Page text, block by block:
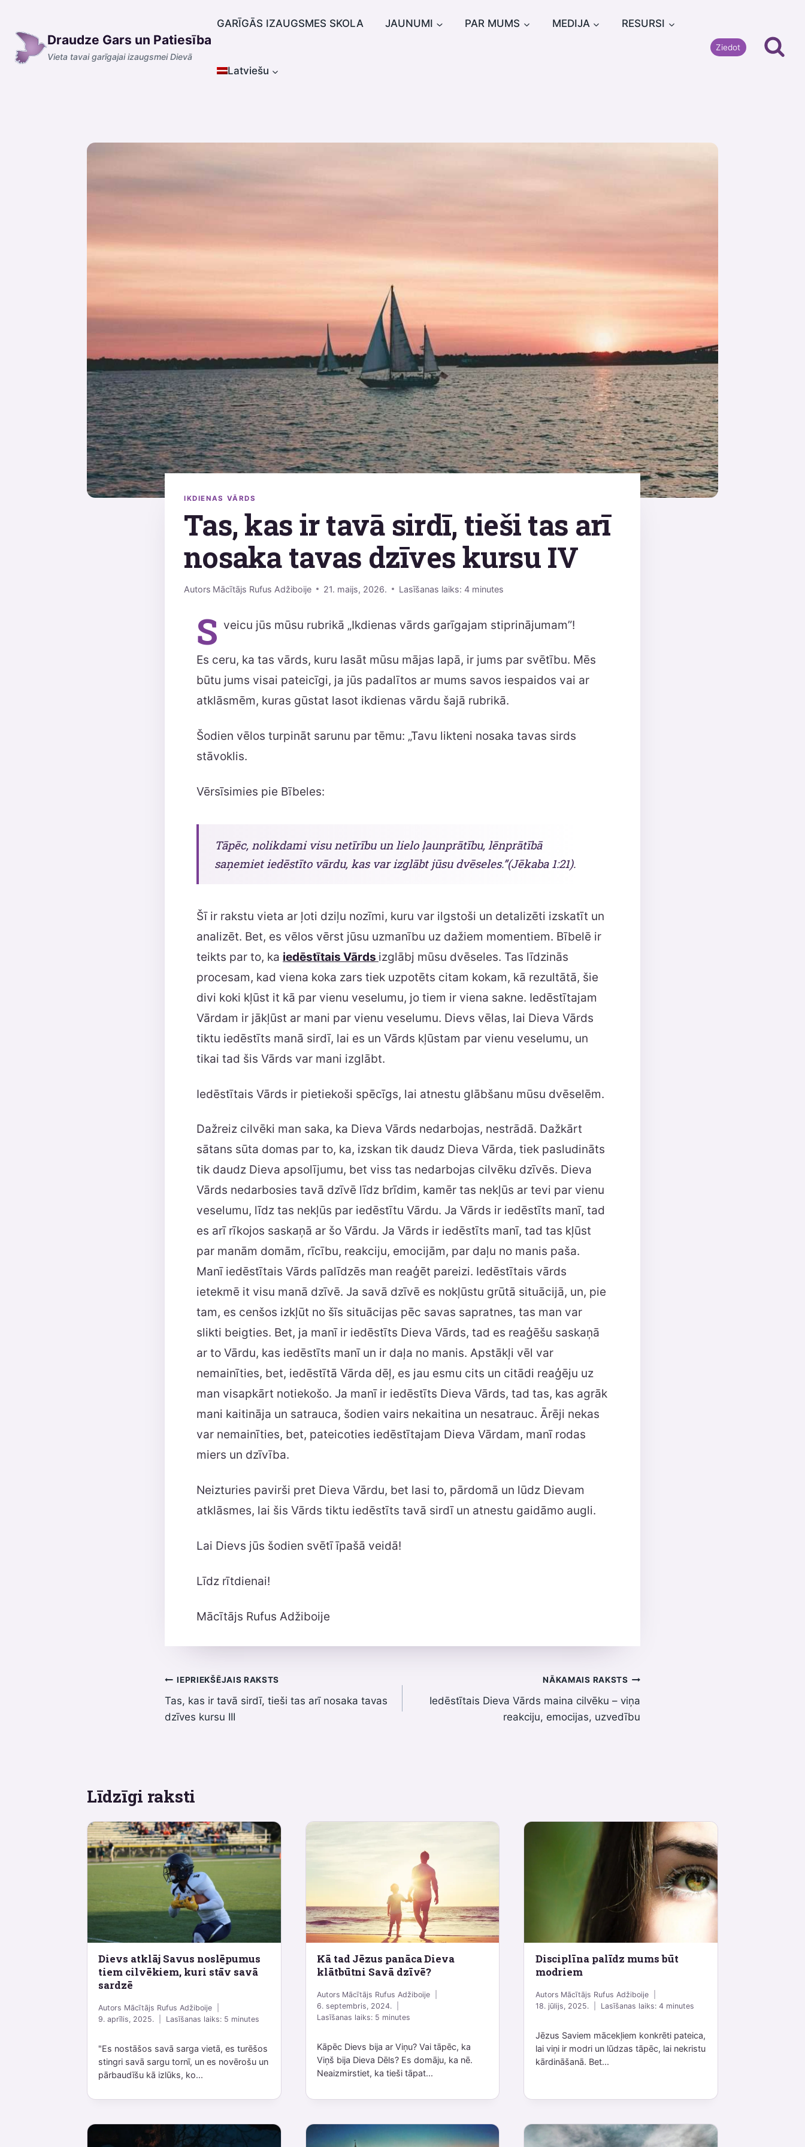
content
Draudze Gars un Patiesība
Vieta tavai garīgajai izaugsmei Dievā
GARĪGĀS IZAUGSMES SKOLA JAUNUMI PAR MUMS MEDIJA RESURSI
Latviešu
Ziedot
IKDIENAS VĀRDS
Tas, kas ir tavā sirdī, tieši tas arī
nosaka tavas dzīves kursu IV
Autors Mācītājs Rufus Adžiboije 21. maijs, 2026. Lasīšanas laiks: 4 minutes
S veicu jūs mūsu rubrikā „Ikdienas vārds garīgajam stiprinājumam”!
Es ceru, ka tas vārds, kuru lasāt mūsu mājas lapā, ir jums par svētību. Mēs
būtu jums visai pateicīgi, ja jūs padalītos ar mums savos iespaidos vai ar
atklāsmēm, kuras gūstat lasot ikdienas vārdu šajā rubrikā.
Šodien vēlos turpināt sarunu par tēmu: „Tavu likteni nosaka tavas sirds
stāvoklis.
Vērsīsimies pie Bībeles:
Tāpēc, nolikdami visu netīrību un lielo ļaunprātību, lēnprātībā
saņemiet iedēstīto vārdu, kas var izglābt jūsu dvēseles.”(Jēkaba 1:21).
Šī ir rakstu vieta ar ļoti dziļu nozīmi, kuru var ilgstoši un detalizēti izskatīt un
analizēt. Bet, es vēlos vērst jūsu uzmanību uz dažiem momentiem. Bībelē ir
teikts par to, ka iedēstītais Vārds izglābj mūsu dvēseles. Tas līdzinās
procesam, kad viena koka zars tiek uzpotēts citam kokam, kā rezultātā, šie
divi koki kļūst it kā par vienu veselumu, jo tiem ir viena sakne. Iedēstītajam
Vārdam ir jākļūst ar mani par vienu veselumu. Dievs vēlas, lai Dieva Vārds
tiktu iedēstīts manā sirdī, lai es un Vārds kļūstam par vienu veselumu, un
tikai tad šis Vārds var mani izglābt.
Iedēstītais Vārds ir pietiekoši spēcīgs, lai atnestu glābšanu mūsu dvēselēm.
Dažreiz cilvēki man saka, ka Dieva Vārds nedarbojas, nestrādā. Dažkārt
sātans sūta domas par to, ka, izskan tik daudz Dieva Vārda, tiek pasludināts
tik daudz Dieva apsolījumu, bet viss tas nedarbojas cilvēku dzīvēs. Dieva
Vārds nedarbosies tavā dzīvē līdz brīdim, kamēr tas nekļūs ar tevi par vienu
veselumu, līdz tas nekļūs par iedēstītu Vārdu. Ja Vārds ir iedēstīts manī, tad
es arī rīkojos saskaņā ar šo Vārdu. Ja Vārds ir iedēstīts manī, tad tas kļūst
par manām domām, rīcību, reakciju, emocijām, par daļu no manis paša.
Manī iedēstītais Vārds palīdzēs man reaģēt pareizi. Iedēstītais vārds
ietekmē it visu manā dzīvē. Ja savā dzīvē es nokļūstu grūtā situācijā, un, pie
tam, es cenšos izkļūt no šīs situācijas pēc savas sapratnes, tas man var
slikti beigties. Bet, ja manī ir iedēstīts Dieva Vārds, tad es reaģēšu saskaņā
ar to Vārdu, kas iedēstīts manī un ir daļa no manis. Apstākļi vēl var
nemainīties, bet, iedēstītā Vārda dēļ, es jau esmu cits un citādi reaģēju uz
man visapkārt notiekošo. Ja manī ir iedēstīts Dieva Vārds, tad tas, kas agrāk
mani kaitināja un satrauca, šodien vairs nekaitina un nesatrauc. Ārēji nekas
var nemainīties, bet, pateicoties iedēstītajam Dieva Vārdam, manī rodas
miers un dzīvība.
Neizturies pavirši pret Dieva Vārdu, bet lasi to, pārdomā un lūdz Dievam
atklāsmes, lai šis Vārds tiktu iedēstīts tavā sirdī un atnestu gaidāmo augli.
Lai Dievs jūs šodien svētī īpašā veidā!
Līdz rītdienai!
Mācītājs Rufus Adžiboije
Ziņu
izvēlne
IEPRIEKŠĒJAIS RAKSTS
Tas, kas ir tavā sirdī, tieši tas arī nosaka tavas
dzīves kursu III
NĀKAMAIS RAKSTS
Iedēstītais Dieva Vārds maina cilvēku – viņa
reakciju, emocijas, uzvedību
Līdzīgi raksti
Dievs atklāj Savus noslēpumus
tiem cilvēkiem, kuri stāv savā
sardzē
Autors Mācītājs Rufus Adžiboije
9. aprīlis, 2025.
Lasīšanas laiks: 5 minutes
"Es nostāšos savā sarga vietā, es turēšos
stingri savā sargu tornī, un es novērošu un
pārbaudīšu kā izlūks, ko...
Kā tad Jēzus panāca Dieva
klātbūtni Savā dzīvē?
Autors Mācītājs Rufus Adžiboije
6. septembris, 2024.
Lasīšanas laiks: 5 minutes
Kāpēc Dievs bija ar Viņu? Vai tāpēc, ka
Viņš bija Dieva Dēls? Es domāju, ka nē.
Neaizmirstiet, ka tieši tāpat...
Disciplīna palīdz mums būt
modriem
Autors Mācītājs Rufus Adžiboije
18. jūlijs, 2025.
Lasīšanas laiks:4 minutes
Jēzus Saviem mācekļiem konkrēti pateica,
lai viņi ir modri un lūdzas tāpēc, lai nekristu
kārdināšanā. Bet...